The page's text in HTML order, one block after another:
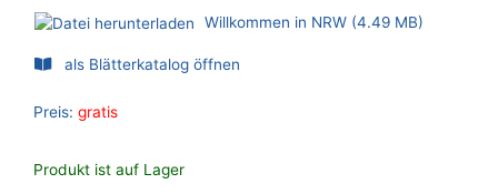
Willkommen in NRW (4.49 MB)
als Blätterkatalog öffnen
Preis: gratis
Produkt ist auf Lager